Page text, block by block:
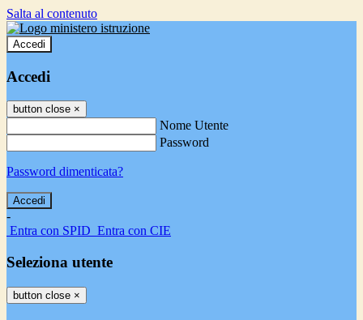
Salta al contenuto
Accedi
Accedi
button close ×
Nome Utente
Password
Password dimenticata?
-
Entra con SPID Entra con CIE
Seleziona utente
button close ×